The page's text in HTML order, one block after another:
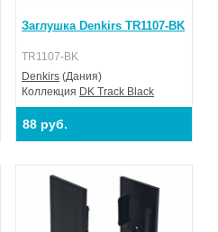
Заглушка Denkirs TR1107-BK
TR1107-BK
Denkirs (Дания)
Коллекция DK Track Black
88 руб.